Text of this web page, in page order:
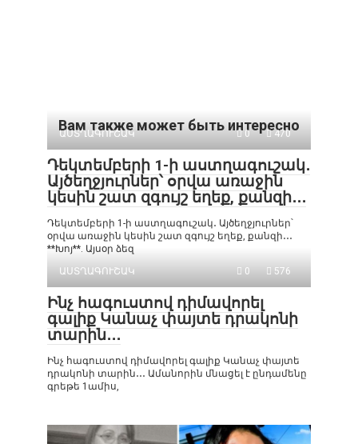
Вам также может быть интересно
ԱՍՏՂԱԳՈՒՇԱԿ 0 470
Դեկտեմբերի 1-ի աստղագուշակ․
Այծեղջյուրներ՝ օրվա առաջին
կեսին շատ զգույշ եղեք, քանզի․․․
Դեկտեմբերի 1-ի աստղագուշակ․ Այծեղջյուրներ՝
օրվա առաջին կեսին շատ զգույշ եղեք, քանզի․․․
**Խոյ**. Այսօր ձեզ
ԱՍՏՂԱԳՈՒՇԱԿ
0 576
Ինչ հագուստով դիմավորել
գալիք Կանաչ փայտե դրակոնի
տարին․․․
Ինչ հագուստով դիմավորել գալիք Կանաչ փայտե
դրակոնի տարին․․․ Ամանորին մնացել է ընդամենը
գրեթե 1ամիս,